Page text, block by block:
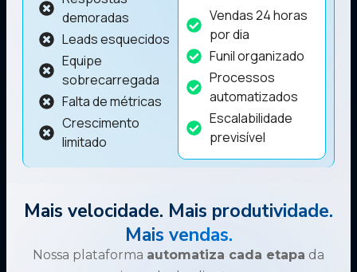
Vendas 24 horas
por dia
Funil organizado
Processos
automatizados
Escalabilidade
previsível
demoradas
Leads esquecidos
Equipe
sobrecarregada
Falta de métricas
Crescimento
limitado
Mais velocidade. Mais produtividade.
Mais vendas.
Nossa plataforma automatiza cada etapa da